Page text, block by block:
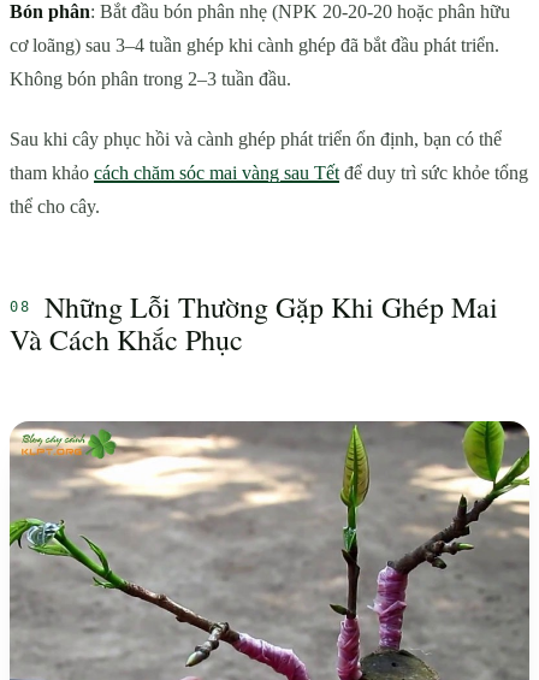
Bón phân: Bắt đầu bón phân nhẹ (NPK 20-20-20 hoặc phân hữu
cơ loãng) sau 3–4 tuần ghép khi cành ghép đã bắt đầu phát triển.
Không bón phân trong 2–3 tuần đầu.
Sau khi cây phục hồi và cành ghép phát triển ổn định, bạn có thể
tham khảo cách chăm sóc mai vàng sau Tết để duy trì sức khỏe tổng
thể cho cây.
Những Lỗi Thường Gặp Khi Ghép Mai
Và Cách Khắc Phục